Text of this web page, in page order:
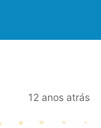
12 anos atrás